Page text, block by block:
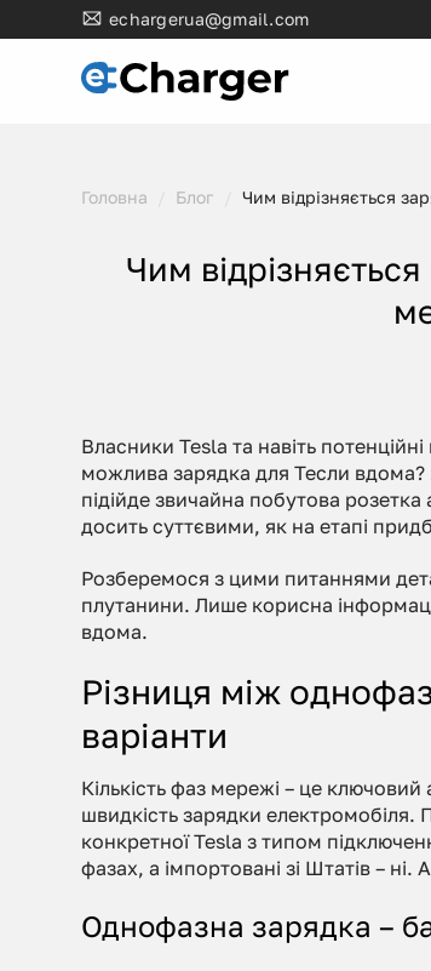
to
echargerua@gmail.com
Головна Блог Чим відрізняється
Чим
Власники Tesla та навіть
можлива зарядка для Тесли вдома?
підійде звичайна побутова
досить суттєвими, як на етапі
Розберемося з цими питаннями
плутанини. Лише корисна
вдома.
Різниця між
варіанти
Кількість фаз мережі – це
швидкість зарядки електромобіля.
конкретної Tesla з типом
фазах, а імпортовані зі Штатів – ні.
Однофазна зарядка –